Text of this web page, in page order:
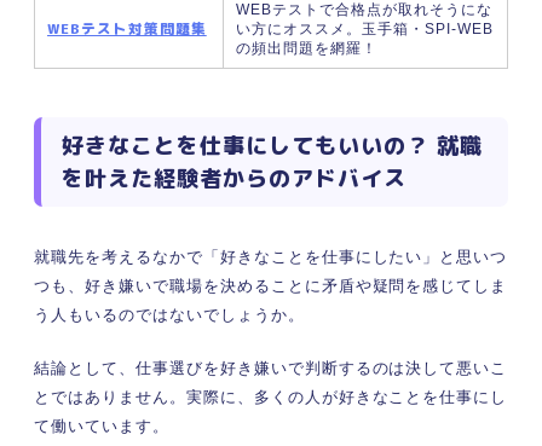
WEBテスト対策問題集
WEBテストで合格点が取れそうにな
い方にオススメ。玉手箱・SPI-WEB
の頻出問題を網羅！
好きなことを仕事にしてもいいの？ 就職
を叶えた経験者からのアドバイス
就職先を考えるなかで「好きなことを仕事にしたい」と思いつ
つも、好き嫌いで職場を決めることに矛盾や疑問を感じてしま
う人もいるのではないでしょうか。
結論として、仕事選びを好き嫌いで判断するのは決して悪いこ
とではありません。実際に、多くの人が好きなことを仕事にし
て働いています。